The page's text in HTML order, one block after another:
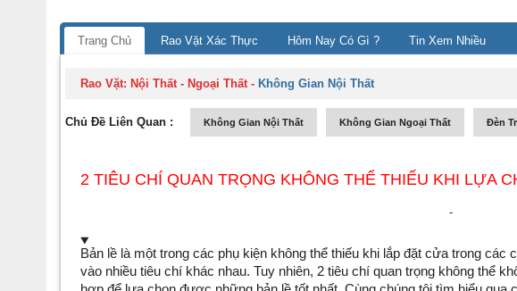
Trang Chủ Rao Vặt Xác Thực Hôm Nay Có Gì ? Tin Xem Nhiều
Rao Vặt: Nội Thất - Ngoại Thất- Không Gian Nội Thất
Chủ Đề Liên Quan : Không Gian Nội Thất Không Gian Ngoại Thất Đèn
2 TIÊU CHÍ QUAN TRỌNG KHÔNG THỂ THIẾU KHI LỰA
-
Bản lề là một trong các phụ kiện không thể thiếu khi lắp đặt cửa trong
vào nhiều tiêu chí khác nhau. Tuy nhiên, 2 tiêu chí quan trọng không thể